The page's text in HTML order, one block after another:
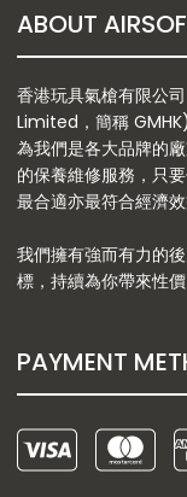
香港玩具氣槍有限公
Limited，簡稱
為我們是各大品牌的
的保養維修服務，只
最合適亦最符合經濟
我們擁有強而有力的
標，持續為你帶來性
PAYMENT